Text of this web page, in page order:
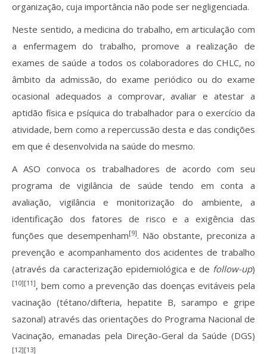
organização, cuja importância não pode ser negligenciada.
Neste sentido, a medicina do trabalho, em articulação com
a enfermagem do trabalho, promove a realização de
exames de saúde a todos os colaboradores do CHLC, no
âmbito da admissão, do exame periódico ou do exame
ocasional adequados a comprovar, avaliar e atestar a
aptidão física e psíquica do trabalhador para o exercício da
atividade, bem como a repercussão desta e das condições
em que é desenvolvida na saúde do mesmo.
A ASO convoca os trabalhadores de acordo com seu
programa de vigilância de saúde tendo em conta a
avaliação, vigilância e monitorização do ambiente, a
identificação dos fatores de risco e a exigência das
funções que desempenham[9]. Não obstante, preconiza a
prevenção e acompanhamento dos acidentes de trabalho
(através da caracterização epidemiológica e de follow-up)
[10][11], bem como a prevenção das doenças evitáveis pela
vacinação (tétano/difteria, hepatite B, sarampo e gripe
sazonal) através das orientações do Programa Nacional de
Vacinação, emanadas pela Direção-Geral da Saúde (DGS)
[12][13]